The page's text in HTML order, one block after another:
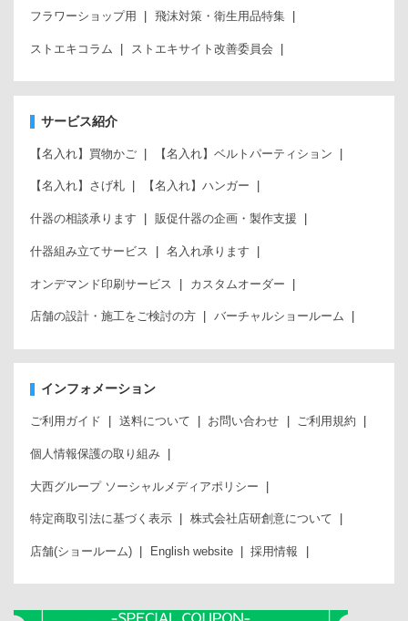
フラワーショップ用 飛沫対策・衛生用品特集
ストエキコラム ストエキサイト改善委員会
サービス紹介
【名入れ】買物かご 【名入れ】ベルトパーティション
【名入れ】さげ札 【名入れ】ハンガー
什器の相談承ります 販促什器の企画・製作支援
什器組み立てサービス 名入れ承ります
オンデマンド印刷サービス カスタムオーダー
店舗の設計・施工をご検討の方 バーチャルショールーム
インフォメーション
ご利用ガイド 送料について お問い合わせ ご利用規約
個人情報保護の取り組み
大西グループ ソーシャルメディアポリシー
特定商取引法に基づく表示 株式会社店研創意について
店舗(ショールーム) English website 採用情報